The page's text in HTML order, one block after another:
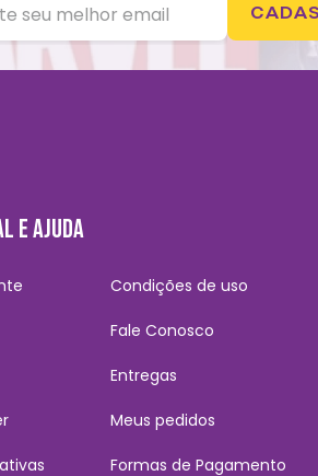
E AJUDA
Condições de uso
Fale Conosco
Entregas
Meus pedidos
Formas de Pagamento